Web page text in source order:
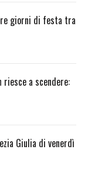
giorni di festa tra
a scendere:
Giulia di venerdì